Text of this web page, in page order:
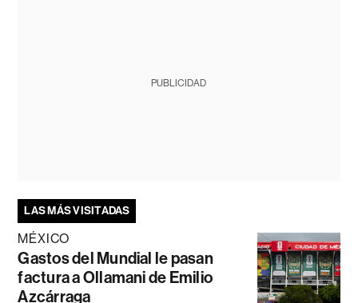
PUBLICIDAD
LAS MÁS VISITADAS
MÉXICO
Gastos del Mundial le pasan
factura a Ollamani de Emilio
Azcárraga